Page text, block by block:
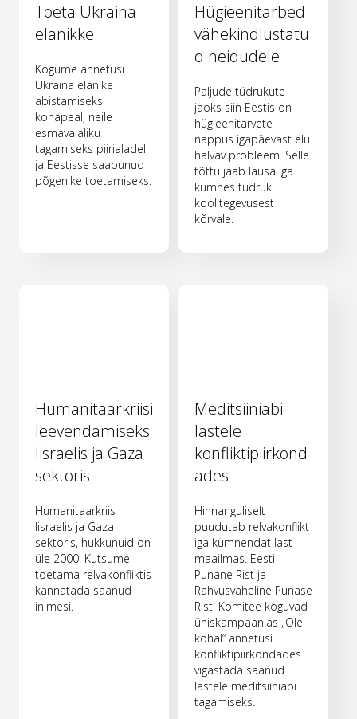
Toeta Ukraina
elanikke
Kogume annetusi
Ukraina elanike
abistamiseks
kohapeal, neile
esmavajaliku
tagamiseks piirialadel
ja Eestisse saabunud
põgenike toetamiseks.
Hügieenitarbed
vähekindlustatu
d neidudele
Paljude tüdrukute
jaoks siin Eestis on
hügieenitarvete
nappus igapäevast elu
halvav probleem. Selle
tõttu jääb lausa iga
kümnes tüdruk
koolitegevusest
kõrvale.
Humanitaarkriisi
leevendamiseks
Iisraelis ja Gaza
sektoris
Humanitaarkriis
Iisraelis ja Gaza
sektoris, hukkunuid on
üle 2000. Kutsume
toetama relvakonfliktis
kannatada saanud
inimesi.
Meditsiiniabi
lastele
konfliktipiirkond
ades
Hinnanguliselt
puudutab relvakonflikt
iga kümnendat last
maailmas. Eesti
Punane Rist ja
Rahvusvaheline Punase
Risti Komitee koguvad
ühiskampaanias „Ole
kohal“ annetusi
konfliktipiirkondades
vigastada saanud
lastele meditsiiniabi
tagamiseks.